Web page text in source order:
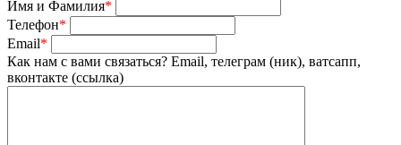
Имя и Фамилия*
Телефон*
Email*
Как нам с вами связаться? Email, телеграм (ник), ватсапп,
вконтакте (ссылка)